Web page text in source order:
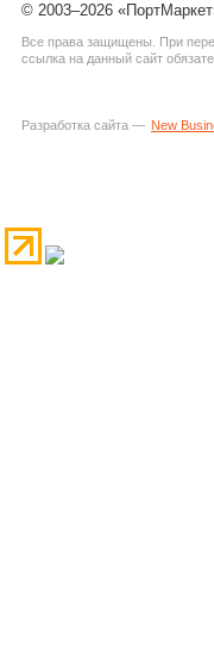
© 2003–2026
Все права защищены. При
ссылка на данный сайт
Разработка сайта — New